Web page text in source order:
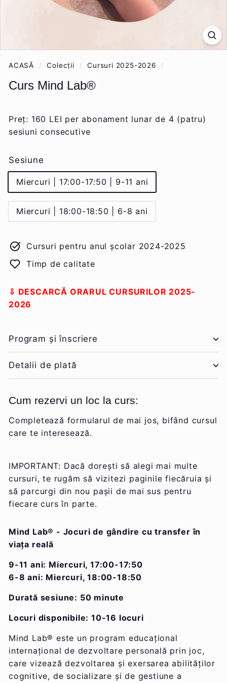
ACASĂ / Colecții / Cursuri 2025-2026 /
Curs Mind Lab®
Preț: 160 LEI per abonament lunar de 4 (patru)
sesiuni consecutive
Sesiune
Miercuri | 17:00-17:50 | 9-11 ani
Miercuri | 18:00-18:50 | 6-8 ani
Cursuri pentru anul școlar 2024-2025
Timp de calitate
⇩ DESCARCĂ ORARUL CURSURILOR 2025-
2026
Program și înscriere
Detalii de plată
Cum rezervi un loc la curs:
Completează formularul de mai jos, bifând cursul
care te interesează.
IMPORTANT: Dacă dorești să alegi mai multe
cursuri, te rugăm să vizitezi paginile fiecăruia și
să parcurgi din nou pașii de mai sus pentru
fiecare curs în parte.
Mind Lab® - Jocuri de gândire cu transfer în
viața reală
9-11 ani: Miercuri, 17:00-17:50
6-8 ani: Miercuri, 18:00-18:50
Durată sesiune: 50 minute
Locuri disponibile: 10-16 locuri
Mind Lab® este un program educațional
internațional de dezvoltare personală prin joc,
care vizează dezvoltarea și exersarea abilităților
cognitive, de socializare și de gestiune a